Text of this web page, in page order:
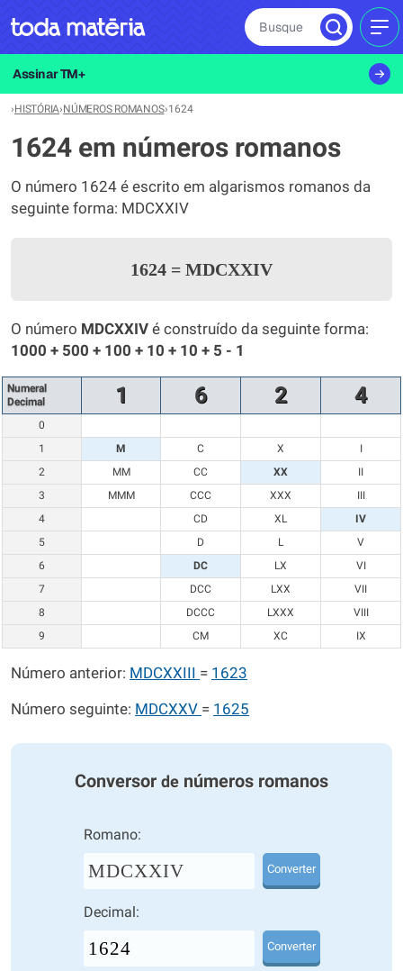
Busque
Assinar TM+
›HISTÓRIA›NÚMEROS ROMANOS›1624
1624 em números romanos
O número 1624 é escrito em algarismos romanos da
seguinte forma: MDCXXIV
1624 = MDCXXIV
O número MDCXXIV é construído da seguinte forma:
1000 + 500 + 100 + 10 + 10 + 5 - 1
Numeral
Decimal
1 6 2 4
0
1
M C X
I
2
MM CC XX
II
3
MMM CCC XXX
III
4
CD XL
IV
5
D L
V
6
DC LX
VI
7
DCC LXX
VII
8
DCCC LXXX
VIII
9
CM XC IX
Número anterior: MDCXXIII = 1623
Número seguinte: MDCXXV = 1625
Conversor de números romanos
Romano:
MDCXXIV Converter
Decimal:
Converter